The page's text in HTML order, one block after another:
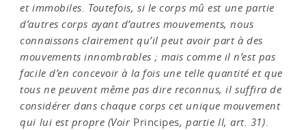
et immobiles. Toutefois, si le corps mû est une partie
d’autres corps ayant d’autres mouvements, nous
connaissons clairement qu’il peut avoir part à des
mouvements innombrables ; mais comme il n’est pas
facile d’en concevoir à la fois une telle quantité et que
tous ne peuvent même pas dire reconnus, il suffira de
considérer dans chaque corps cet unique mouvement
qui lui est propre (Voir Principes, partie II, art. 31)